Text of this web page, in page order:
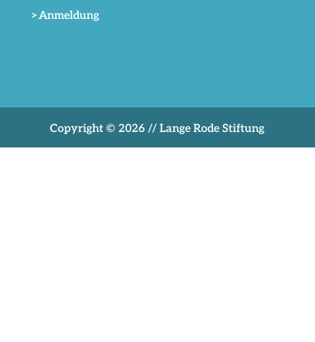
>Anmeldung
Copyright © 2026 // Lange Rode Stiftung